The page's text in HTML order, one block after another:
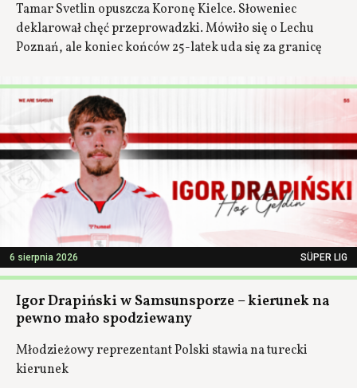
Tamar Svetlin opuszcza Koronę Kielce. Słoweniec
deklarował chęć przeprowadzki. Mówiło się o Lechu
Poznań, ale koniec końców 25-latek uda się za granicę
6 sierpnia 2026 SÜPER LIG
Igor Drapiński w Samsunsporze – kierunek na
pewno mało spodziewany
Młodzieżowy reprezentant Polski stawia na turecki
kierunek